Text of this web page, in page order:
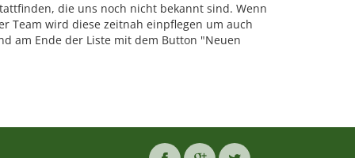
die uns noch nicht bekannt sind. Wenn
Team wird diese zeitnah einpflegen um auch
am Ende der Liste mit dem Button "Neuen